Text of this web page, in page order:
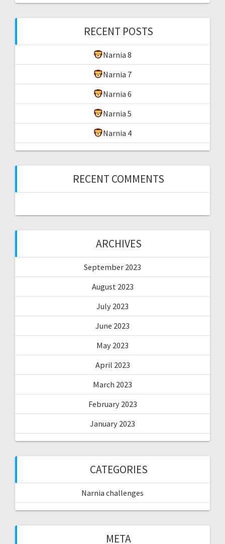
RECENT POSTS
Narnia 8
Narnia 7
Narnia 6
Narnia 5
Narnia 4
RECENT COMMENTS
ARCHIVES
September 2023
August 2023
July 2023
June 2023
May 2023
April 2023
March 2023
February 2023
January 2023
CATEGORIES
Narnia challenges
META